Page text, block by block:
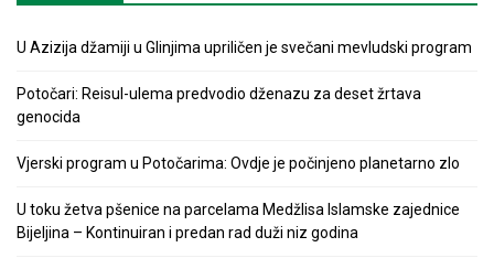
U Azizija džamiji u Glinjima upriličen je svečani mevludski program
Potočari: Reisul-ulema predvodio dženazu za deset žrtava
genocida
Vjerski program u Potočarima: Ovdje je počinjeno planetarno zlo
U toku žetva pšenice na parcelama Medžlisa Islamske zajednice
Bijeljina – Kontinuiran i predan rad duži niz godina